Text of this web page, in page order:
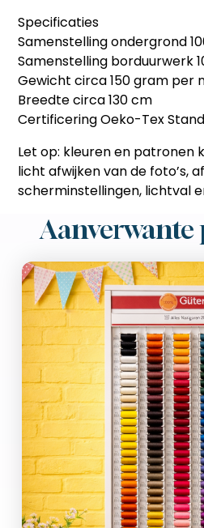
Specificaties
Samenstelling ondergrond
Samenstelling borduurwerk
Gewicht circa 150 gram per
Breedte circa 130 cm
Certificering Oeko-Tex
Let op: kleuren en patronen
licht afwijken van de foto’s,
scherminstellingen, lichtval